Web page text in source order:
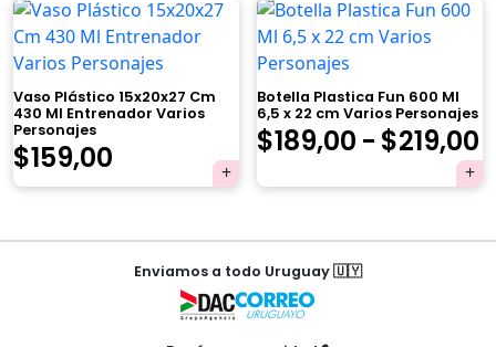
precios:
$349,50
hasta
$389,50
Vaso Plástico 15x20x27 Cm
430 Ml Entrenador Varios
Personajes
$159,00
Botella Plastica Fun 600 Ml
6,5 x 22 cm Varios Personajes
$189,00 - $219,00
NavegaciónEnviamos a todo Uruguay 🇺🇾
×
Tu carrito está vacío.